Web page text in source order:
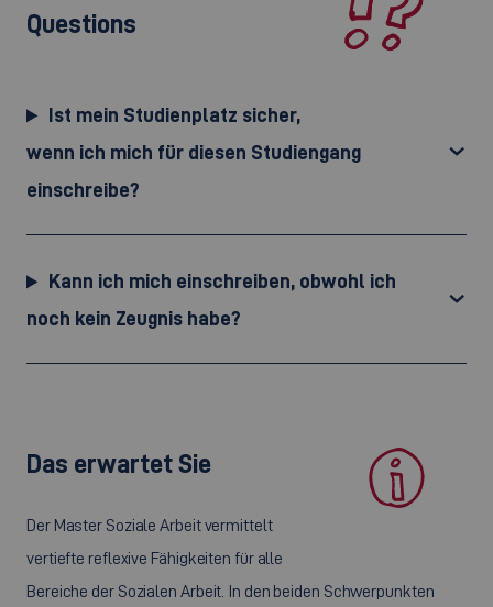
Questions
Ist mein Studienplatz sicher,
wenn ich mich für diesen Studiengang
einschreibe?
Kann ich mich einschreiben, obwohl ich
noch kein Zeugnis habe?
Das erwartet Sie
Der Master Soziale Arbeit vermittelt
vertiefte reflexive Fähigkeiten für alle
Bereiche der Sozialen Arbeit. In den beiden Schwerpunkten